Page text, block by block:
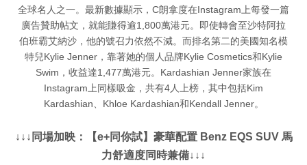
全球名人之一。最新數據顯示，C朗拿度在Instagram上每發一篇
廣告贊助帖文，就能賺得逾1,800萬港元。即使轉會至沙特阿拉
伯班霸艾納沙，他的號召力依然不減。而排名第二的美國知名模
特兒Kylie Jenner，靠著她的個人品牌Kylie Cosmetics和Kylie
Swim，收益達1,477萬港元。Kardashian Jenner家族在
Instagram上同樣吸金，共有4人上榜，其中包括Kim
Kardashian、Khloe Kardashian和Kendall Jenner。
↓↓↓同場加映：【e+同你試】豪華配置 Benz EQS SUV 馬
力舒適度同時兼備↓↓↓